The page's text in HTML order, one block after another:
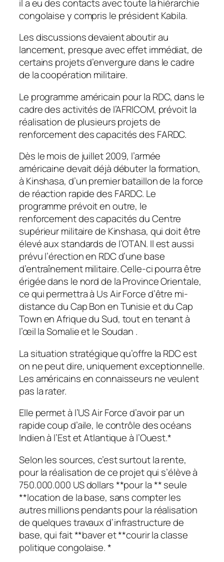
il a eu des contacts avec toute la hiérarchie
congolaise y compris le président Kabila.
Les discussions devaient aboutir au
lancement, presque avec effet immédiat, de
certains projets d’envergure dans le cadre
de la coopération militaire.
Le programme américain pour la RDC, dans le
cadre des activités de l’AFRICOM, prévoit la
réalisation de plusieurs projets de
renforcement des capacités des FARDC.
Dès le mois de juillet 2009, l’armée
américaine devait déjà débuter la formation,
à Kinshasa, d’un premier bataillon de la force
de réaction rapide des FARDC. Le
programme prévoit en outre, le
renforcement des capacités du Centre
supérieur militaire de Kinshasa, qui doit être
élevé aux standards de l’OTAN. Il est aussi
prévu l’érection en RDC d’une base
d’entraînement militaire. Celle-ci pourra être
érigée dans le nord de la Province Orientale,
ce qui permettra à Us Air Force d’être mi-
distance du Cap Bon en Tunisie et du Cap
Town en Afrique du Sud, tout en tenant à
l’œil la Somalie et le Soudan .
La situation stratégique qu’offre la RDC est
on ne peut dire, uniquement exceptionnelle.
Les américains en connaisseurs ne veulent
pas la rater.
Elle permet à l’US Air Force d’avoir par un
rapide coup d’aile, le contrôle des océans
Indien à l’Est et Atlantique à l’Ouest.*
Selon les sources, c’est surtout la rente,
pour la réalisation de ce projet qui s’élève à
750.000.000 US dollars **pour la ** seule
**location de la base, sans compter les
autres millions pendants pour la réalisation
de quelques travaux d’infrastructure de
base, qui fait **baver et **courir la classe
politique congolaise. *